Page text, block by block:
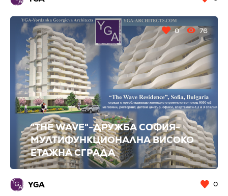
"THE WAVE"-ДРУЖБА СОФИЯ-
МУЛТИФУНКЦИОНАЛНА ВИСОКО
ЕТАЖНА СГРАДА
0 76
YGA 0